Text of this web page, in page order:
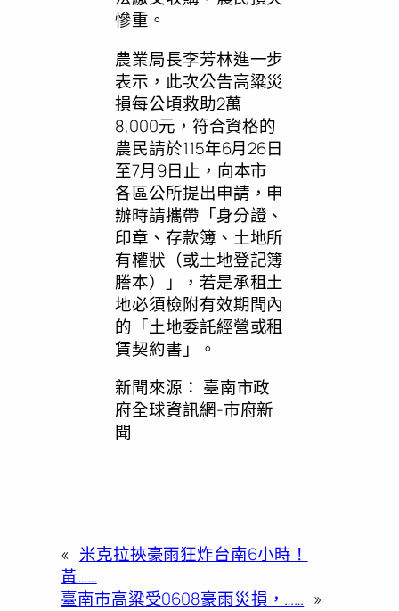
慘重。
農業局長李芳林進一步
表示，此次公告高粱災
損每公頃救助2萬
8,000元，符合資格的
農民請於115年6月26日
至7月9日止，向本市
各區公所提出申請，申
辦時請攜帶「身分證、
印章、存款簿、土地所
有權狀（或土地登記簿
謄本）」，若是承租土
地必須檢附有效期間內
的「土地委託經營或租
賃契約書」。
新聞來源： 臺南市政
府全球資訊網-市府新
聞
« 米克拉挾豪雨狂炸台南6小時！
黃……
臺南市高粱受0608豪雨災損，…… »